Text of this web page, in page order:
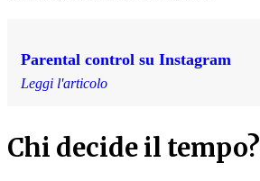
Parental control su Instagram
Leggi l'articolo
Chi decide il tempo?